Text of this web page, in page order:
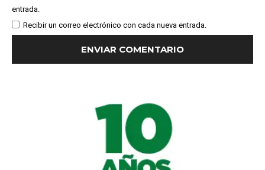
entrada.
Recibir un correo electrónico con cada nueva entrada.